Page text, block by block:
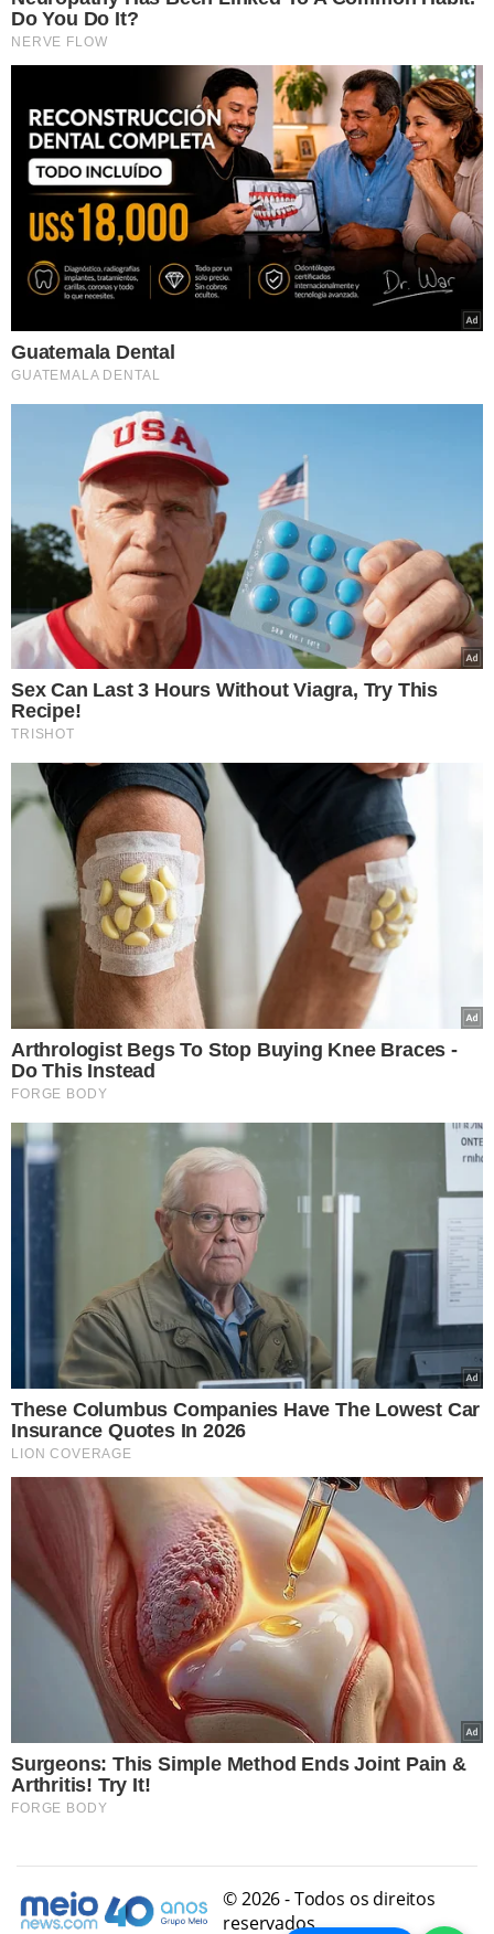
© 2026 - Todos os direitos
reservados